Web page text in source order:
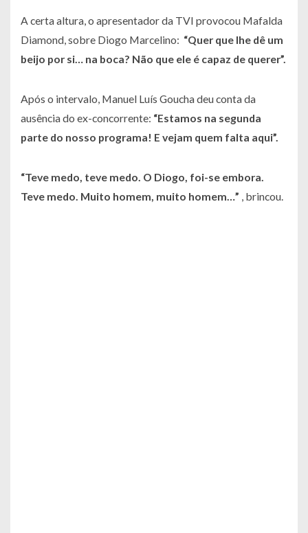
A certa altura, o apresentador da TVI provocou Mafalda
Diamond, sobre Diogo Marcelino: “Quer que lhe dê um
beijo por si… na boca? Não que ele é capaz de querer”.
Após o intervalo, Manuel Luís Goucha deu conta da
ausência do ex-concorrente: “Estamos na segunda
parte do nosso programa! E vejam quem falta aqui”.
“Teve medo, teve medo. O Diogo, foi-se embora.
Teve medo. Muito homem, muito homem…” , brincou.